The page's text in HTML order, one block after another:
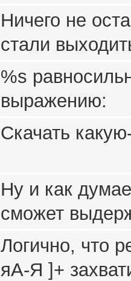
Вариант
значения nil:
Код
tData[str]
ключа str
предыдущее
tData[str]
метод
нет ключа
Возможно
функциями в
реализован
очень много
По всей
"Работает - не
рефакторинг
Ничего не
стали
%s
выражению:
Код
Другими
который
другие
Скачать
Ну и как
сможет
По мне так
Логично, что
яА-Я ]+